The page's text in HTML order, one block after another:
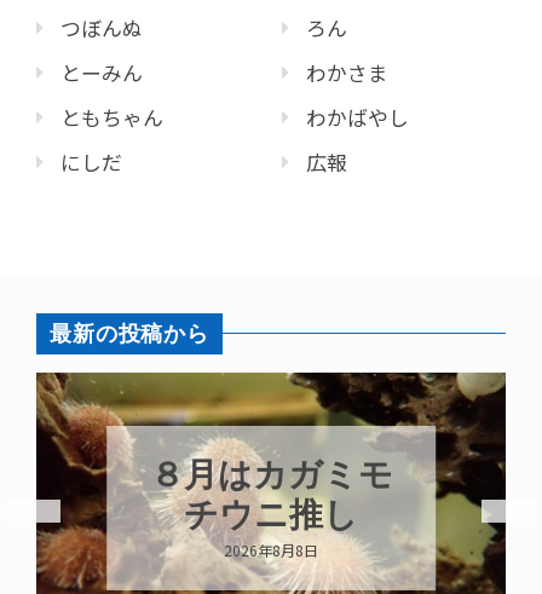
つぼんぬ
とーみん
ともちゃん
にしだ
ろん
わかさま
わかばやし
広報
最新の投稿から
８月はカガミモ
チウニ推し
2026年8月8日